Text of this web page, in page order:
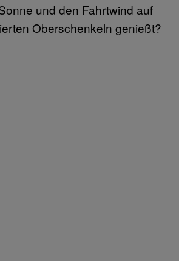
und den Fahrtwind auf
Oberschenkeln genießt?